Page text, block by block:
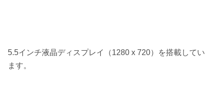
5.5インチ液晶ディスプレイ（1280 x 720）を搭載 してい
ます。